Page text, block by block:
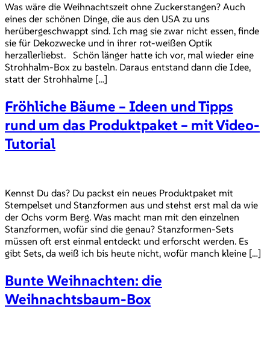
Was wäre die Weihnachtszeit ohne Zuckerstangen? Auch
eines der schönen Dinge, die aus den USA zu uns
herübergeschwappt sind. Ich mag sie zwar nicht essen, finde
sie für Dekozwecke und in ihrer rot-weißen Optik
herzallerliebst. Schön länger hatte ich vor, mal wieder eine
Strohhalm-Box zu basteln. Daraus entstand dann die Idee,
statt der Strohhalme […]
Fröhliche Bäume – Ideen und Tipps
rund um das Produktpaket – mit Video-
Tutorial
Kennst Du das? Du packst ein neues Produktpaket mit
Stempelset und Stanzformen aus und stehst erst mal da wie
der Ochs vorm Berg. Was macht man mit den einzelnen
Stanzformen, wofür sind die genau? Stanzformen-Sets
müssen oft erst einmal entdeckt und erforscht werden. Es
gibt Sets, da weiß ich bis heute nicht, wofür manch kleine […]
Bunte Weihnachten: die
Weihnachtsbaum-Box